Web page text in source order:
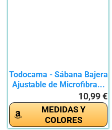
Todocama - Sábana Bajera
Ajustable de Microfibra...
10,99 €
MEDIDAS Y
COLORES